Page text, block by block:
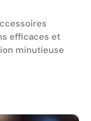
efficaces et
minutieuse